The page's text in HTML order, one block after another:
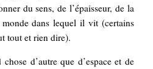
du sens, de l’épaisseur, de la
dans lequel il vit (certains
tout et rien dire).
d’autre que d’espace et de